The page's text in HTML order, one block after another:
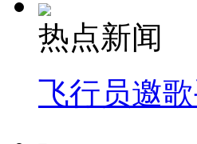
热点新闻
飞行员邀